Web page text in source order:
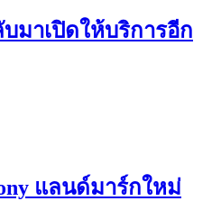
มาเปิดให้บริการอีก
แลนด์มาร์กใหม่